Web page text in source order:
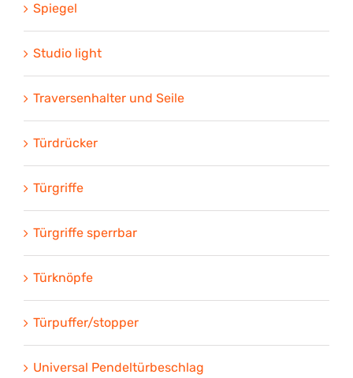
Spiegel
Studio light
Traversenhalter und Seile
Türdrücker
Türgriffe
Türgriffe sperrbar
Türknöpfe
Türpuffer/stopper
Universal Pendeltürbeschlag